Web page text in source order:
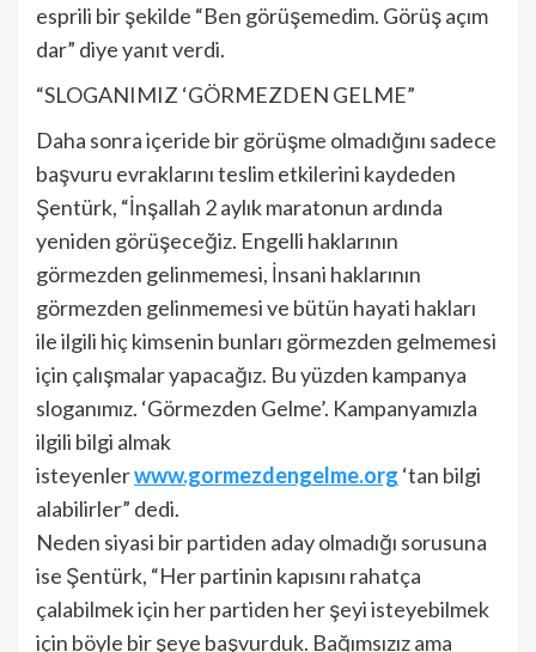
esprili bir şekilde “Ben görüşemedim. Görüş açım
dar” diye yanıt verdi.
“SLOGANIMIZ ‘GÖRMEZDEN GELME”
Daha sonra içeride bir görüşme olmadığını sadece
başvuru evraklarını teslim etkilerini kaydeden
Şentürk, “İnşallah 2 aylık maratonun ardında
yeniden görüşeceğiz. Engelli haklarının
görmezden gelinmemesi, İnsani haklarının
görmezden gelinmemesi ve bütün hayati hakları
ile ilgili hiç kimsenin bunları görmezden gelmemesi
için çalışmalar yapacağız. Bu yüzden kampanya
sloganımız. ‘Görmezden Gelme’. Kampanyamızla
ilgili bilgi almak
isteyenlerwww.gormezdengelme.org ‘tan bilgi
alabilirler” dedi.
Neden siyasi bir partiden aday olmadığı sorusuna
ise Şentürk, “Her partinin kapısını rahatça
çalabilmek için her partiden her şeyi isteyebilmek
için böyle bir şeye başvurduk. Bağımsızız ama